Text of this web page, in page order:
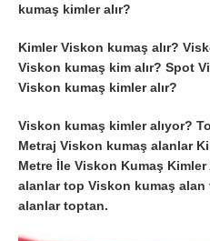
kumaş kimler alır?
Kimler Viskon kumaş alır?
Viskon kumaş kim alır? Spot
Viskon kumaş kimler alır?
Viskon kumaş kimler alıyor?
Metraj Viskon kumaş alanlar
Metre İle Viskon Kumaş
alanlar top Viskon kumaş alan
alanlar toptan.